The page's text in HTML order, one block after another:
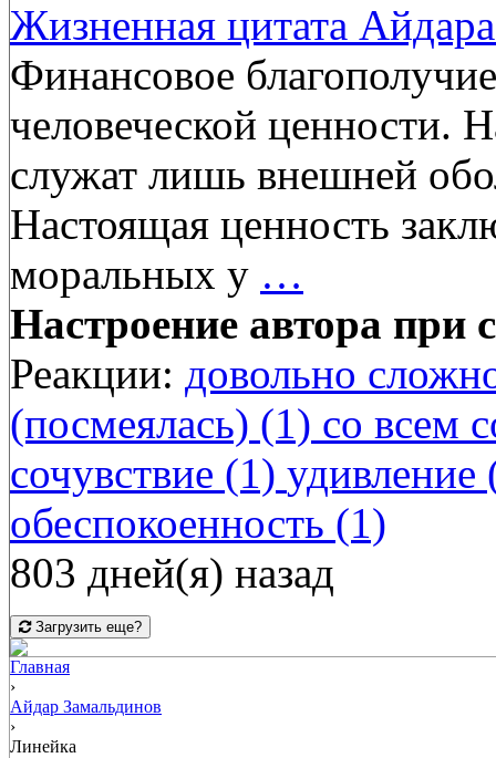
Жизненная цитата
Финансовое
человеческой ценности.
служат лишь внешней
Настоящая ценность
моральных у …
Настроение автора при
Реакции: довольно
(посмеялась) (1) со всем
сочувствие (1)
обеспокоенность (1)
803 дней(я) назад
Загрузить еще?
Главная
›
Айдар Замальдинов
›
Линейка